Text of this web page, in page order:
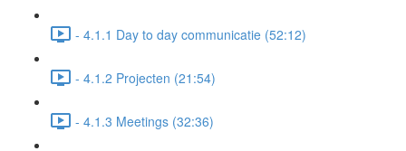
- 4.1.1 Day to day communicatie (52:12)
- 4.1.2 Projecten (21:54)
- 4.1.3 Meetings (32:36)